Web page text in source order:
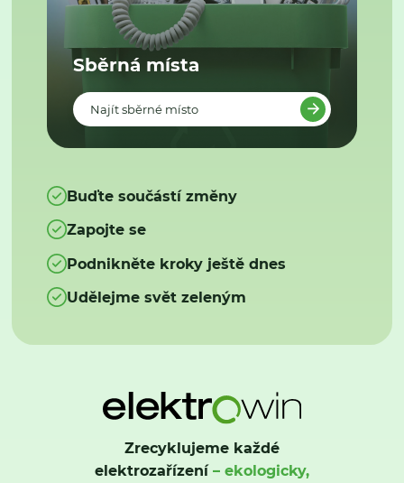
Sběrná místa
Najít sběrné místo
Buďte součástí změny
Zapojte se
Podnikněte kroky ještě dnes
Udělejme svět zeleným
Zrecyklujeme každé
elektrozařízení– ekologicky,